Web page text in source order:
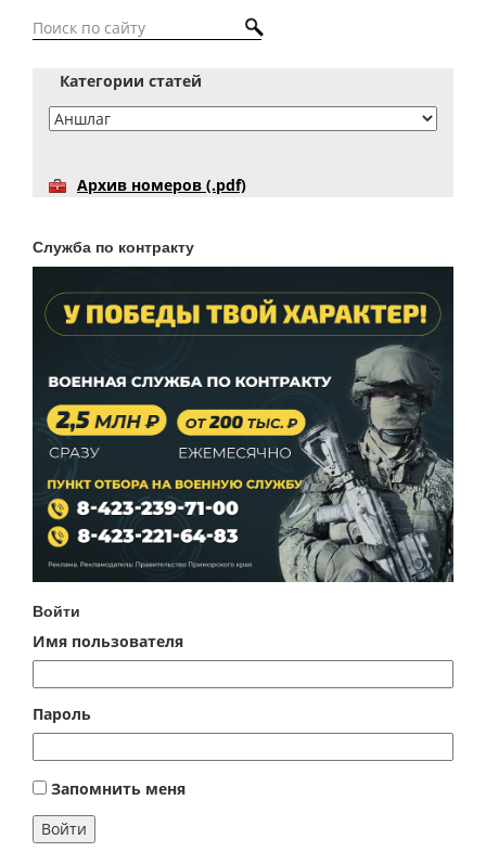
Категории статей
Архив номеров (.pdf)
Служба по контракту
Войти
Имя пользователя
Пароль
Запомнить меня
Войти